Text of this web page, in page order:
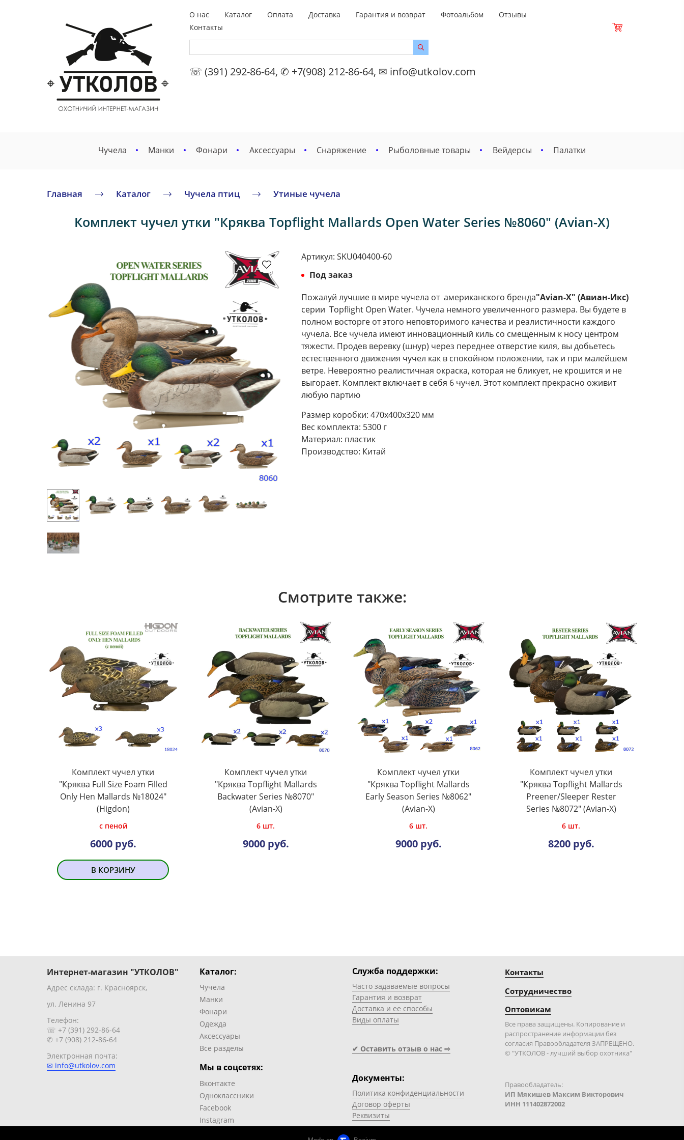
О нас Каталог Оплата Доставка Гарантия и возврат Фотоальбом
Отзывы
Контакты
☏ (391) 292-86-64, ✆ +7(908) 212-86-64, ✉ info@utkolov.com
Чучела Манки Фонари Аксессуары Снаряжение Рыболовные товары Вейдерсы Палатки
Главная Каталог Чучела птиц Утиные чучела
Комплект чучел утки "Кряква Topflight Mallards Open Water Series №8060" (Avian-X)
Артикул: SKU040400-60
Под заказ
Пожалуй лучшие в мире чучела от американского бренда"Avian-X" (Авиан-Икс)
серии Topflight Open Water. Чучела немного увеличенного размера. Вы будете в
полном восторге от этого неповторимого качества и реалистичности каждого
чучела. Все чучела имеют инновационный киль со смещенным к носу центром
тяжести. Продев веревку (шнур) через переднее отверстие киля, вы добьетесь
естественного движения чучел как в спокойном положении, так и при малейшем
ветре. Невероятно реалистичная окраска, которая не бликует, не крошится и не
выгорает. Комплект включает в себя 6 чучел. Этот комплект прекрасно оживит
любую партию
Размер коробки: 470х400х320 мм
Вес комплекта: 5300 г
Материал: пластик
Производство: Китай
Смотрите также:
Комплект чучел утки
"Кряква Full Size Foam Filled
Only Hen Mallards №18024"
(Higdon)
с пеной
6000 руб.
В КОРЗИНУ
Комплект чучел утки
"Кряква Topflight Mallards
Backwater Series №8070"
(Avian-X)
6 шт.
9000 руб.
Комплект чучел утки
"Кряква Topflight Mallards
Early Season Series №8062"
(Avian-X)
6 шт.
9000 руб.
Комплект чучел утки
"Кряква Topflight Mallards
Preener/Sleeper Rester
Series №8072" (Avian-X)
6 шт.
8200 руб.
Интернет-магазин "УТКОЛОВ"
Адрес склада: г. Красноярск,
ул. Ленина 97
Телефон:
☏ +7 (391) 292-86-64
✆ +7 (908) 212-86-64
Электронная почта:
✉ info@utkolov.com
Каталог:
Чучела
Манки
Фонари
Одежда
Аксессуары
Все разделы
Мы в соцсетях:
Вконтакте
Одноклассники
Facebook
Instagram
Служба поддержки:
Часто задаваемые вопросы
Гарантия и возврат
Доставка и ее способы
Виды оплаты
✔ Оставить отзыв о нас ⇨
Документы:
Политика конфиденциальности
Договор оферты
Реквизиты
Контакты
Сотрудничество
Оптовикам
Все права защищены. Копирование и
распространение информации без
согласия Правообладателя ЗАПРЕЩЕНО.
© "УТКОЛОВ - лучший выбор охотника"
Правообладатель:
ИП Мякишев Максим Викторович
ИНН 111402872002